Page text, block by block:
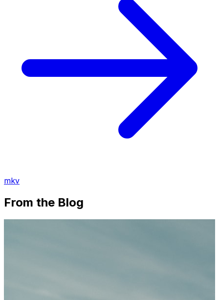
mkv
From the Blog